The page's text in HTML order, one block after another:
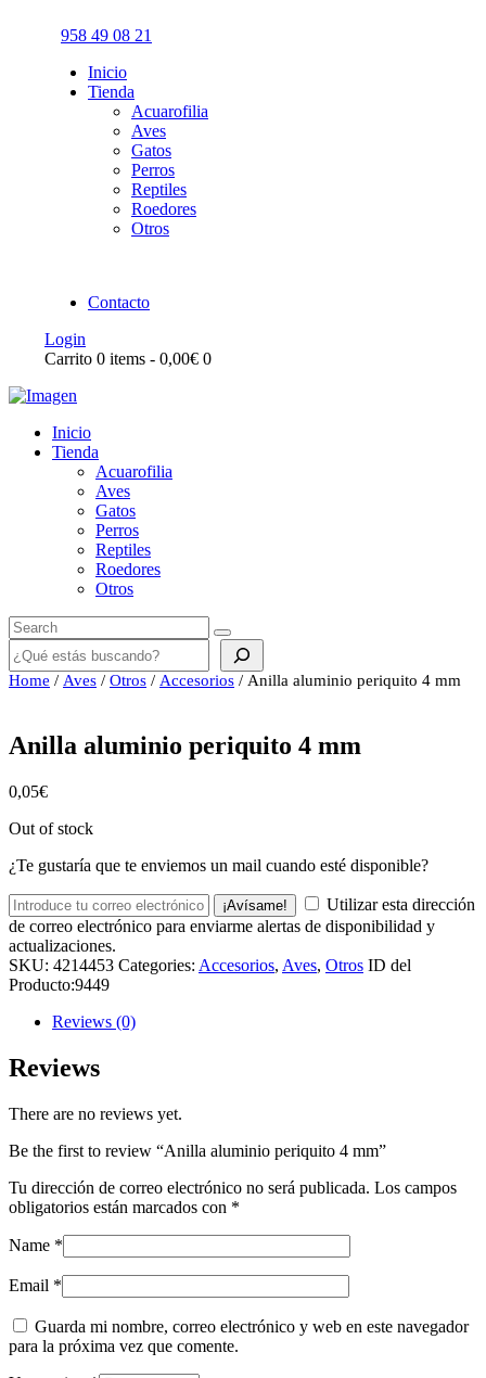
958 49 08 21
Inicio
Tienda
Acuarofilia
Aves
Gatos
Perros
Reptiles
Roedores
Otros
Contacto
Login
Carrito 0 items - 0,00€ 0
Inicio
Tienda
Acuarofilia
Aves
Gatos
Perros
Reptiles
Roedores
Otros
Buscar
Home / Aves / Otros / Accesorios / Anilla aluminio periquito 4 mm
Anilla aluminio periquito 4 mm
0,05€
Out of stock
¿Te gustaría que te enviemos un mail cuando esté disponible?
¡Avísame!
Utilizar esta dirección
de correo electrónico para enviarme alertas de disponibilidad y
actualizaciones.
SKU: 4214453 Categories: Accesorios, Aves, Otros ID del
Producto:9449
Reviews (0)
Reviews
There are no reviews yet.
Be the first to review “Anilla aluminio periquito 4 mm”
Tu dirección de correo electrónico no será publicada. Los campos
obligatorios están marcados con *
Name *
Email *
Guarda mi nombre, correo electrónico y web en este navegador
para la próxima vez que comente.